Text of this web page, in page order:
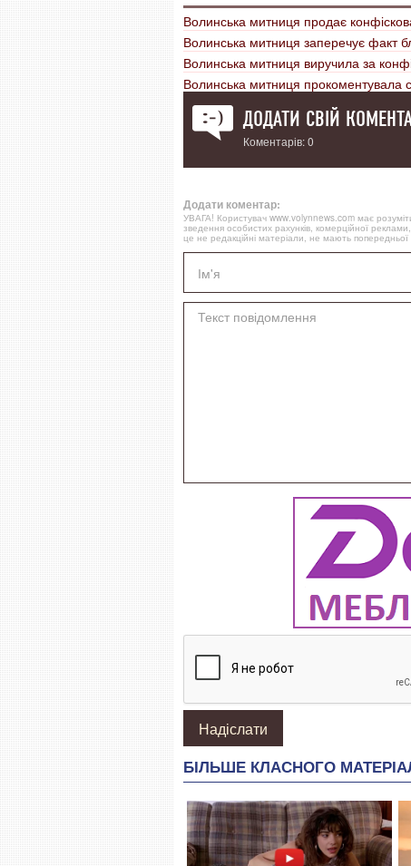
Волинська митниця продає
Волинська митниця заперечує факт
Волинська митниця виручила за
Волинська митниця прокоментувала
ДОДАТИ СВІЙ
Коментарів: 0
Додати коментар:
УВАГА! Користувач www.volynnews.com має
зведення особистих рахунків, комерційної
це не редакційні матеріали, не мають попередньої